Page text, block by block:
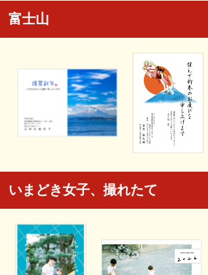
富士山
いまどき女子、撮れたて